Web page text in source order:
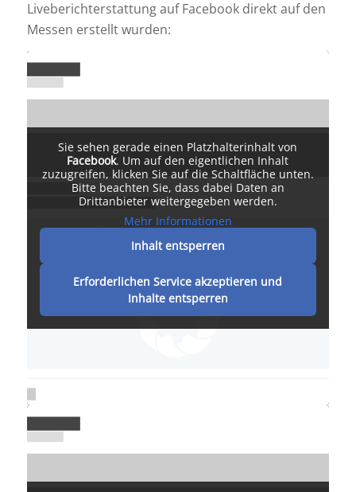
Liveberichterstattung auf Facebook direkt auf den
Messen erstellt wurden:
Sie sehen gerade einen Platzhalterinhalt von
Facebook. Um auf den eigentlichen Inhalt
zuzugreifen, klicken Sie auf die Schaltfläche unten.
Bitte beachten Sie, dass dabei Daten an
Drittanbieter weitergegeben werden.
Mehr Informationen
Inhalt entsperren
Erforderlichen Service akzeptieren und
Inhalte entsperren